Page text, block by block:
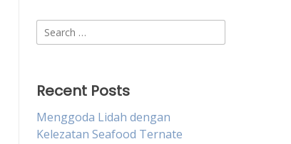
Search
for:
Recent Posts
Menggoda Lidah dengan
Kelezatan Seafood Ternate